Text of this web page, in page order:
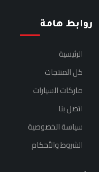
روابط هامة
الرئيسية
كل المنتجات
ماركات السيارات
اتصل بنا
سياسة الخصوصية
الشروط والأحكام